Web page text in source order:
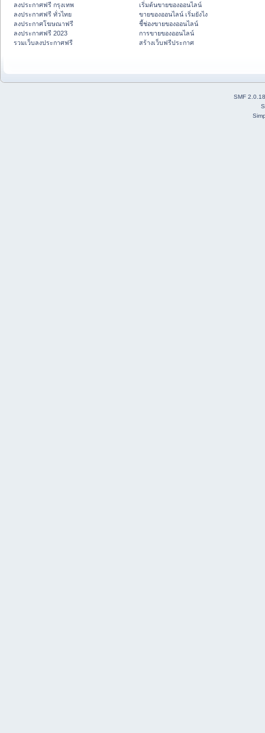
ลงประกาศฟรี กรุงเทพ
ลงประกาศฟรี ทั่วไทย
ลงประกาศโฆษณาฟรี
ลงประกาศฟรี 2023
รวมเว็บลงประกาศฟรี
เริ่มต้นขายของออนไลน์
ขายของออนไลน์ เริ่มยังไง
ชี้ช่องขายของออนไลน์
การขายของออนไลน์
สร้างเว็บฟรีประกาศ
SMF 2.0.18